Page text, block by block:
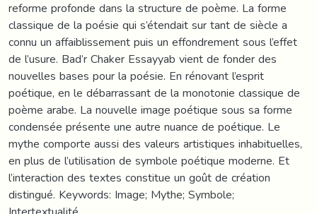
reforme profonde dans la structure de poème. La forme
classique de la poésie qui s’étendait sur tant de siècle a
connu un affaiblissement puis un effondrement sous l’effet
de l’usure. Bad’r Chaker Essayyab vient de fonder des
nouvelles bases pour la poésie. En rénovant l’esprit
poétique, en le débarrassant de la monotonie classique de
poème arabe. La nouvelle image poétique sous sa forme
condensée présente une autre nuance de poétique. Le
mythe comporte aussi des valeurs artistiques inhabituelles,
en plus de l’utilisation de symbole poétique moderne. Et
l’interaction des textes constitue un goût de création
distingué. Keywords: Image; Mythe; Symbole;